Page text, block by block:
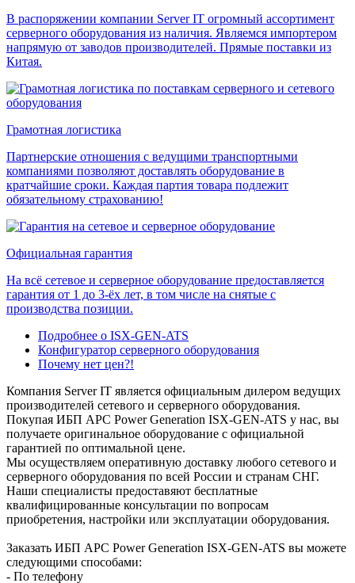
В распоряжении компании Server IT огромный ассортимент
серверного оборудования из наличия. Являемся импортером
напрямую от заводов производителей. Прямые поставки из
Китая.
Грамотная логистика
Партнерские отношения с ведущими транспортными
компаниями позволяют доставлять оборудование в
кратчайшие сроки. Каждая партия товара подлежит
обязательному страхованию!
Официальная гарантия
На всё сетевое и серверное оборудование предоставляется
гарантия от 1 до 3-ёх лет, в том числе на снятые с
производства позиции.
Подробнее о ISX-GEN-ATS
Конфигуратор серверного оборудования
Почему нет цен?!
Компания Server IT является официальным дилером ведущих
производителей сетевого и серверного оборудования.
Покупая ИБП APC Power Generation ISX-GEN-ATS у нас, вы
получаете оригинальное оборудование с официальной
гарантией по оптимальной цене.
Мы осуществляем оперативную доставку любого сетевого и
серверного оборудования по всей России и странам СНГ.
Наши специалисты предоставяют бесплатные
квалифицированные консультации по вопросам
приобретения, настройки или эксплуатации оборудования.
Заказать ИБП APC Power Generation ISX-GEN-ATS вы можете
следующими способами:
- По телефону